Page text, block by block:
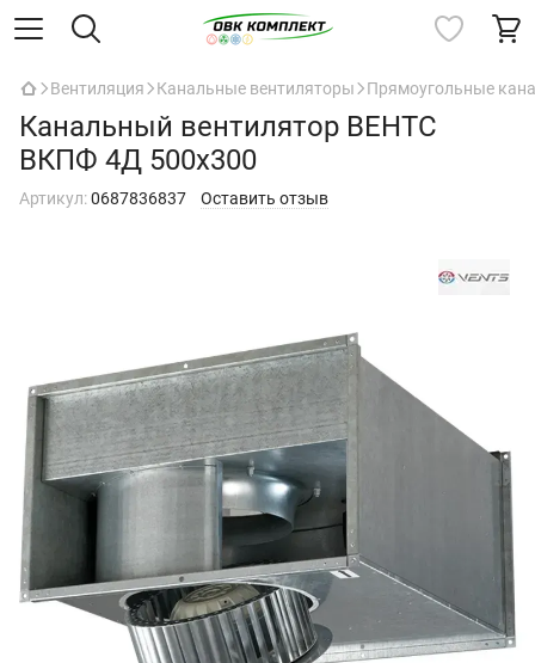
Вентиляция Канальные вентиляторы Прямоугольные
Канальный вентилятор ВЕНТС
ВКПФ 4Д 500х300
Артикул:0687836837 Оставить отзыв